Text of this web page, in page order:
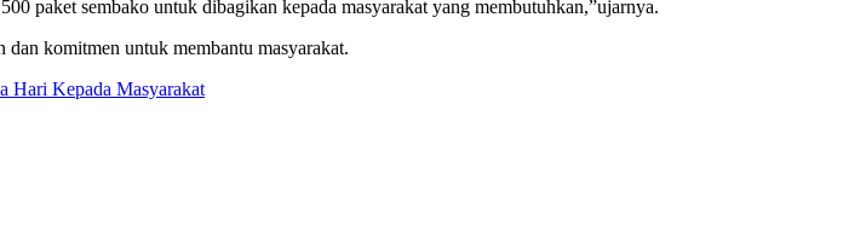
paket sembako untuk dibagikan kepada masyarakat yang membutuhkan,”ujarnya.
komitmen untuk membantu masyarakat.
Hari Kepada Masyarakat